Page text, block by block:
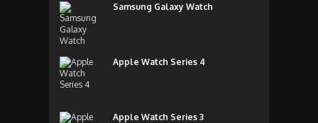
Samsung Galaxy Watch
Apple Watch Series 4
Apple Watch Series 3